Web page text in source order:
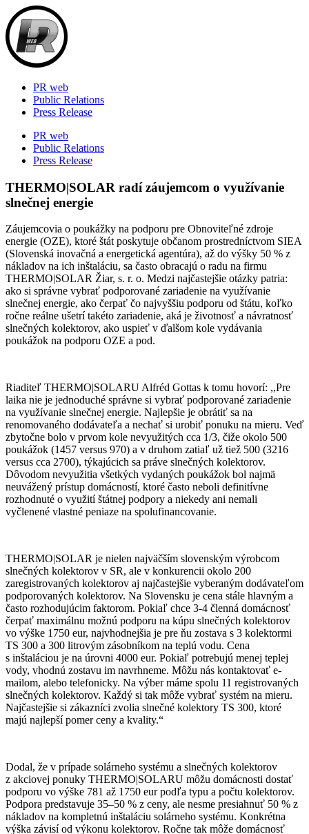
Skip
to
content
PR web
Public Relations
Press Release
PR web
Public Relations
Press Release
THERMO|SOLAR radí záujemcom o využívanie
slnečnej energie
Záujemcovia o poukážky na podporu pre Obnoviteľné zdroje
energie (OZE), ktoré štát poskytuje občanom prostredníctvom SIEA
(Slovenská inovačná a energetická agentúra), až do výšky 50 % z
nákladov na ich inštaláciu, sa často obracajú o radu na firmu
THERMO|SOLAR Žiar, s. r. o. Medzi najčastejšie otázky patria:
ako si správne vybrať podporované zariadenie na využívanie
slnečnej energie, ako čerpať čo najvyššiu podporu od štátu, koľko
ročne reálne ušetrí takéto zariadenie, aká je životnosť a návratnosť
slnečných kolektorov, ako uspieť v ďalšom kole vydávania
poukážok na podporu OZE a pod.
Riaditeľ THERMO|SOLARU Alfréd Gottas k tomu hovorí: ,,Pre
laika nie je jednoduché správne si vybrať podporované zariadenie
na využívanie slnečnej energie. Najlepšie je obrátiť sa na
renomovaného dodávateľa a nechať si urobiť ponuku na mieru. Veď
zbytočne bolo v prvom kole nevyužitých cca 1/3, čiže okolo 500
poukážok (1457 versus 970) a v druhom zatiaľ už tiež 500 (3216
versus cca 2700), týkajúcich sa práve slnečných kolektorov.
Dôvodom nevyužitia všetkých vydaných poukážok bol najmä
neuvážený prístup domácností, ktoré často neboli definitívne
rozhodnuté o využití štátnej podpory a niekedy ani nemali
vyčlenené vlastné peniaze na spolufinancovanie.
THERMO|SOLAR je nielen najväčším slovenským výrobcom
slnečných kolektorov v SR, ale v konkurencii okolo 200
zaregistrovaných kolektorov aj najčastejšie vyberaným dodávateľom
podporovaných kolektorov. Na Slovensku je cena stále hlavným a
často rozhodujúcim faktorom. Pokiaľ chce 3-4 členná domácnosť
čerpať maximálnu možnú podporu na kúpu slnečných kolektorov
vo výške 1750 eur, najvhodnejšia je pre ňu zostava s 3 kolektormi
TS 300 a 300 litrovým zásobníkom na teplú vodu. Cena
s inštaláciou je na úrovni 4000 eur. Pokiaľ potrebujú menej teplej
vody, vhodnú zostavu im navrhneme. Môžu nás kontaktovať e-
mailom, alebo telefonicky. Na výber máme spolu 11 registrovaných
slnečných kolektorov. Každý si tak môže vybrať systém na mieru.
Najčastejšie si zákazníci zvolia slnečné kolektory TS 300, ktoré
majú najlepší pomer ceny a kvality.“
Dodal, že v prípade solárneho systému a slnečných kolektorov
z akciovej ponuky THERMO|SOLARU môžu domácnosti dostať
podporu vo výške 781 až 1750 eur podľa typu a počtu kolektorov.
Podpora predstavuje 35–50 % z ceny, ale nesme presiahnuť 50 % z
nákladov na kompletnú inštaláciu solárneho systému. Konkrétna
výška závisí od výkonu kolektorov. Ročne tak môže domácnosť